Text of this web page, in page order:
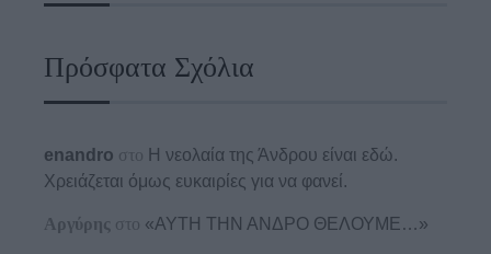
Πρόσφατα Σχόλια
enandro στο Η νεολαία της Άνδρου είναι εδώ.
Χρειάζεται όμως ευκαιρίες για να φανεί.
Αργύρης στο «ΑΥΤΗ ΤΗΝ ΑΝΔΡΟ ΘΕΛΟΥΜΕ…»